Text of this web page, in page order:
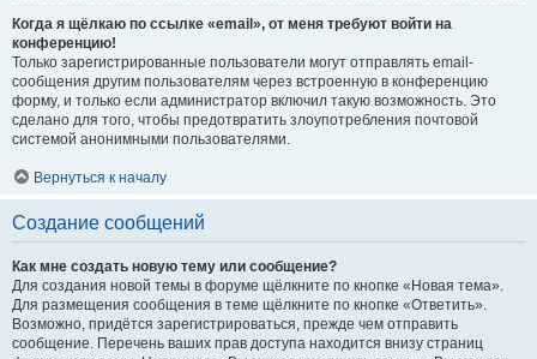
Когда я щёлкаю по ссылке «email», от меня требуют войти на
конференцию!
Только зарегистрированные пользователи могут отправлять email-
сообщения другим пользователям через встроенную в конференцию
форму, и только если администратор включил такую возможность. Это
сделано для того, чтобы предотвратить злоупотребления почтовой
системой анонимными пользователями.
Вернуться к началу
Создание сообщений
Как мне создать новую тему или сообщение?
Для создания новой темы в форуме щёлкните по кнопке «Новая тема».
Для размещения сообщения в теме щёлкните по кнопке «Ответить».
Возможно, придётся зарегистрироваться, прежде чем отправить
сообщение. Перечень ваших прав доступа находится внизу страниц